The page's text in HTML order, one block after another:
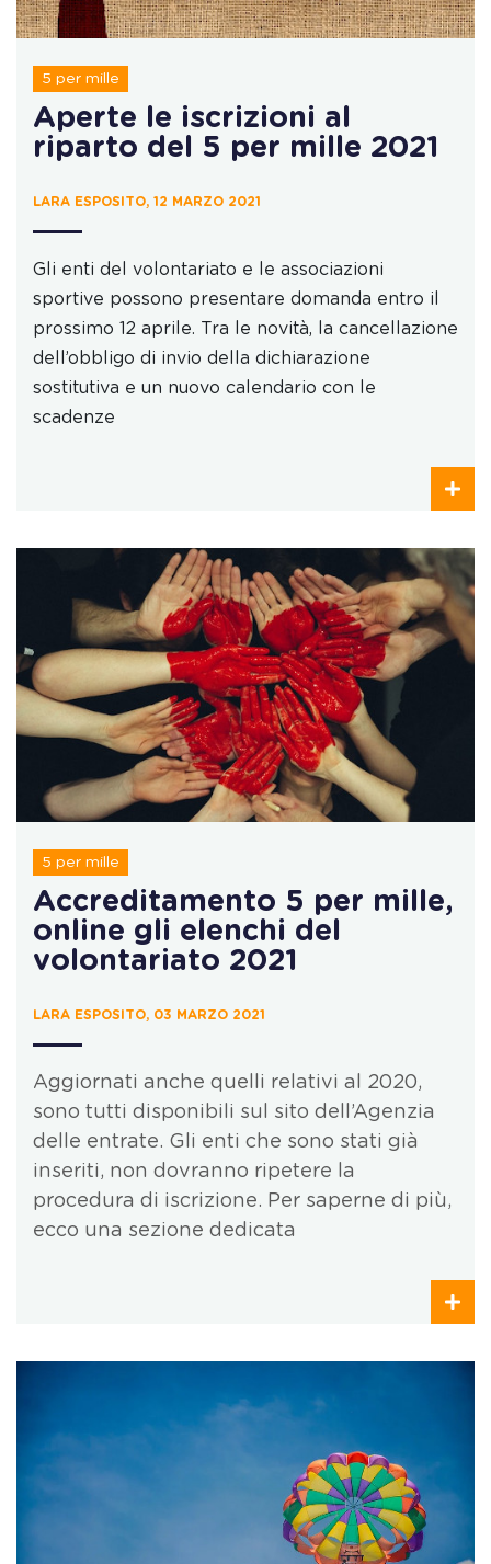
5 per mille
Aperte le iscrizioni al
riparto del 5 per mille 2021
LARA ESPOSITO, 12 MARZO 2021
Gli enti del volontariato e le associazioni
sportive possono presentare domanda entro il
prossimo 12 aprile. Tra le novità, la cancellazione
dell’obbligo di invio della dichiarazione
sostitutiva e un nuovo calendario con le
scadenze
5 per mille
Accreditamento 5 per mille,
online gli elenchi del
volontariato 2021
LARA ESPOSITO, 03 MARZO 2021
Aggiornati anche quelli relativi al 2020,
sono tutti disponibili sul sito dell’Agenzia
delle entrate. Gli enti che sono stati già
inseriti, non dovranno ripetere la
procedura di iscrizione. Per saperne di più,
ecco una sezione dedicata